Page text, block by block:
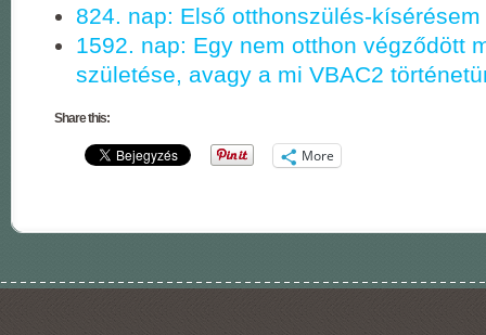
824. nap: Első otthonszülés-
1592. nap: Egy nem otthon végződött
születése, avagy a mi VBAC2
Share this:
More